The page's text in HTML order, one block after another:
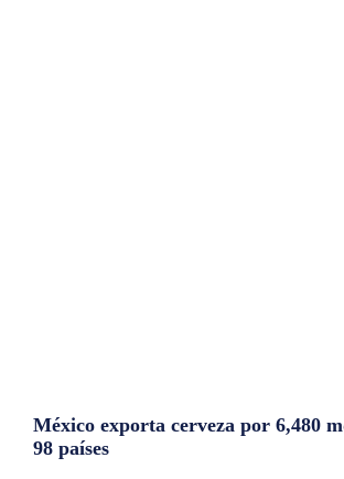
México exporta cerveza por 6,480
98 países